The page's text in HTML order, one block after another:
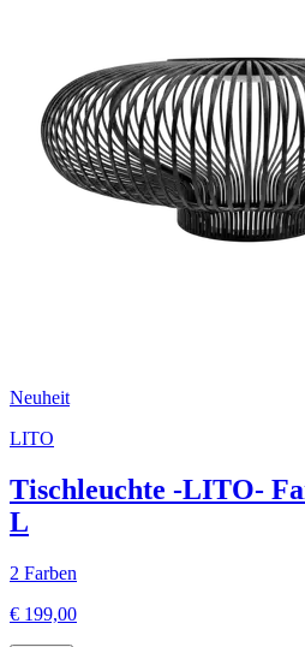
Neuheit
LITO
Tischleuchte -LITO-
L
2 Farben
€ 199,00